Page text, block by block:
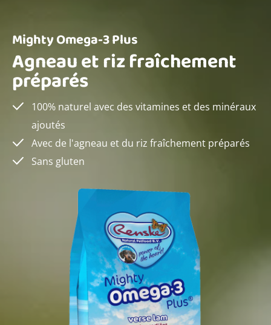
Mighty Omega-3 Plus
Agneau et riz fraîchement
préparés
100% naturel avec des vitamines et des minéraux
ajoutés
Avec de l'agneau et du riz fraîchement préparés
Sans gluten